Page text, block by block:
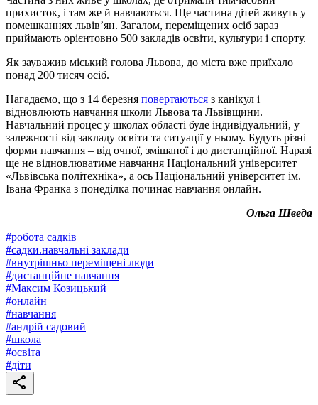
прихисток, і там же й навчаються. Ще частина дітей живуть у
помешканнях львів’ян. Загалом, переміщених осіб зараз
приймають орієнтовно 500 закладів освіти, культури і спорту.
Як зауважив міський голова Львова, до міста вже приїхало
понад 200 тисяч осіб.
Нагадаємо, що з 14 березня повертаються з канікул і
відновлюють навчання школи Львова та Львівщини.
Навчальний процес у школах області буде індивідуальний, у
залежності від закладу освіти та ситуації у ньому. Будуть різні
форми навчання – від очної, змішаної і до дистанційної. Наразі
ще не відновлюватиме навчання Національний університет
«Львівська політехніка», а ось Національний університет ім.
Івана Франка з понеділка починає навчання онлайн.
Ольга Шведа
#робота садків
#садки.навчальні заклади
#внутрішньо переміщені люди
#дистанційне навчання
#Максим Козицький
#онлайн
#навчання
#андрій садовий
#школа
#освіта
#діти